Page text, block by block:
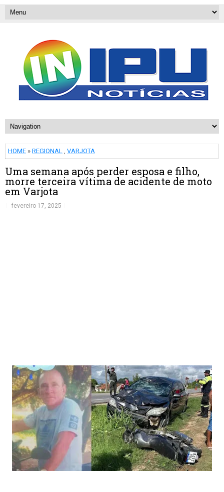
HOME » REGIONAL , VARJOTA
Uma semana após perder esposa e filho,
morre terceira vítima de acidente de moto
em Varjota
fevereiro 17, 2025